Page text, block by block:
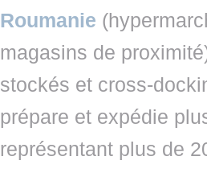
Roumanie
magasins de
stockés et cross-
prépare et expédie
représentant plus de